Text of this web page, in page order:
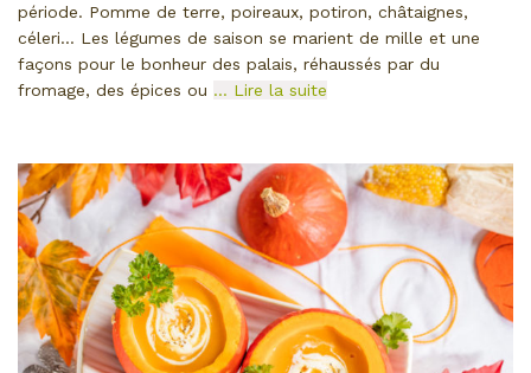
période. Pomme de terre, poireaux, potiron, châtaignes,
céleri… Les légumes de saison se marient de mille et une
façons pour le bonheur des palais, réhaussés par du
fromage, des épices ou … Lire la suite